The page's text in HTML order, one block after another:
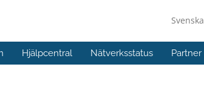
Svenska
Hjälpcentral Nätverksstatus Partner